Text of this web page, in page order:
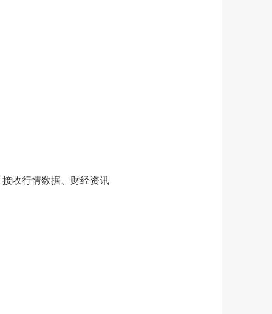
收行情数据、财经资讯